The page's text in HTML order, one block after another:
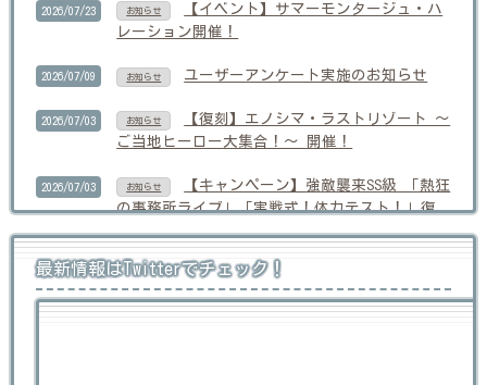
2026/07/23 お知らせ
【イベント】サマーモンタージュ・ハ
レーション開催！
2026/07/09 お知らせ ユーザーアンケート実施のお知らせ
2026/07/03 お知らせ
【復刻】エノシマ・ラストリゾート ～
ご当地ヒーロー大集合！～ 開催！
2026/07/03 お知らせ
【キャンペーン】強敵襲来SS級 「熱狂
の事務所ライブ」「実戦式！体力テスト！」復
刻開催
2026/05/28 お知らせ メインクエスト第2部4章追加！
【キャンペーン】第2部4章公開直前
最新情報はTwitterでチェック！